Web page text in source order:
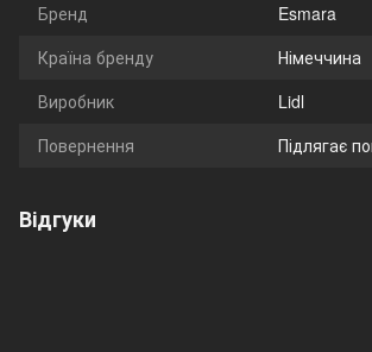
Бренд
Esmara
Країна бренду
Німеччина
Виробник
Lidl
Повернення
Підлягає
Відгуки